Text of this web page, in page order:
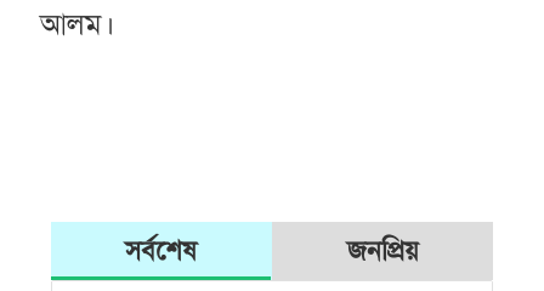
আলম।
সর্বশেষ জনপ্রিয়